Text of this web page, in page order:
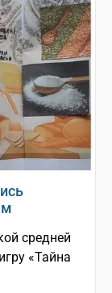
средней
«Тайна